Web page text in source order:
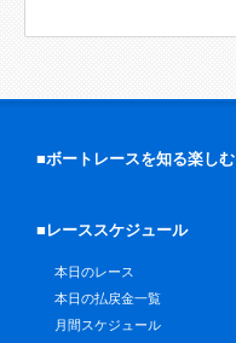
■ボートレースを知る楽しむ
■レーススケジュール
本日のレース
本日の払戻金一覧
月間スケジュール